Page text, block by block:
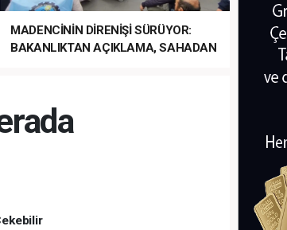
MADENCİNİN DİRENİŞİ SÜRÜYOR:
BAKANLIKTAN AÇIKLAMA, SAHADAN